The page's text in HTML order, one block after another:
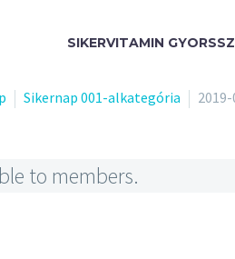
SIKERVITAMIN
Sikernap 001-alkategória
to members.